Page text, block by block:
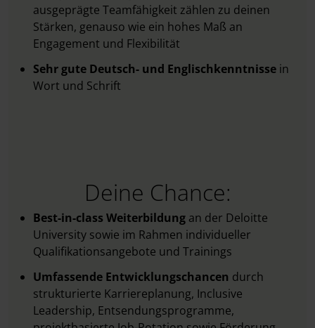
ausgeprägte Teamfähigkeit zählen zu deinen
Stärken, genauso wie ein hohes Maß an
Engagement und Flexibilität
Sehr gute Deutsch- und Englischkenntnisse in
Wort und Schrift
Deine Chance:
Best-in-class Weiterbildung an der Deloitte
University sowie im Rahmen individueller
Qualifikationsangebote und Trainings
Umfassende Entwicklungschancen durch
strukturierte Karriereplanung, Inclusive
Leadership, Entsendungsprogramme,